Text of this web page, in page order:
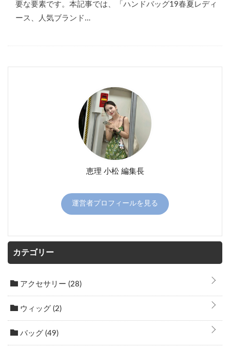
要な要素です。本記事では、「ハンドバッグ19春夏レディ
ース、人気ブランド…
恵理 小松 編集長
運営者プロフィールを見る
カテゴリー
アクセサリー (28)
ウィッグ (2)
バッグ (49)